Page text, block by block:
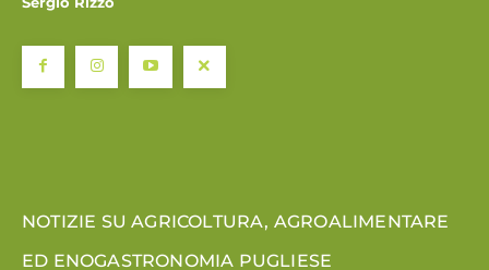
NOTIZIE SU AGRICOLTURA, AGROALIMENTARE
ED ENOGASTRONOMIA PUGLIESE